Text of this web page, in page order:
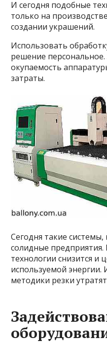
И сегодня подобные
только на
создании украшений.
Использовать
решение персональное.
окупаемость
затраты.
Сегодня такие
солидные
технологии снизится и
используемой энергии.
методики резки